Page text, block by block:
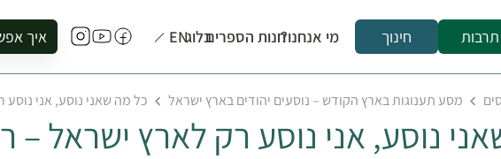
תרבות חינוך מי אנחנו?חנות הספריםבלוגEN איך
להזמין
להירשם
להירשם
מסע תענוגות בארץ הקודש – נוסעים יהודים בארץ ישראל כל מה שאני נוסע, אני
נוסע, אני נוסע רק לארץ ישראל –